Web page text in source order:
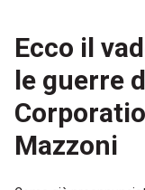
Ecco il
le guerre
Mazzoni